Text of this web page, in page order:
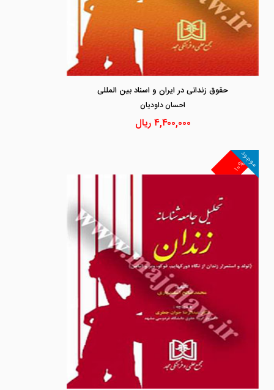
حقوق زندانی در ایران و اسناد بین المللی
احسان داوديان
۴,۴۰۰,۰۰۰ریال
۱۰%
موجود